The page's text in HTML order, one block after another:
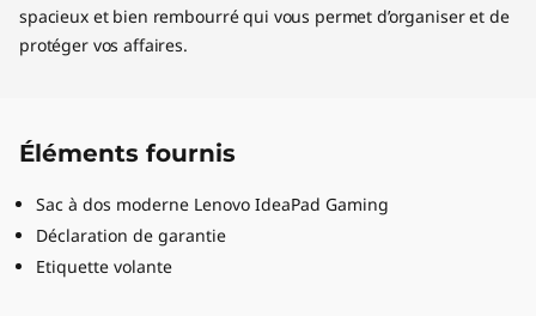
spacieux et bien rembourré qui vous permet d’organiser et de
protéger vos affaires.
Éléments fournis
Sac à dos moderne Lenovo IdeaPad Gaming
Déclaration de garantie
Etiquette volante